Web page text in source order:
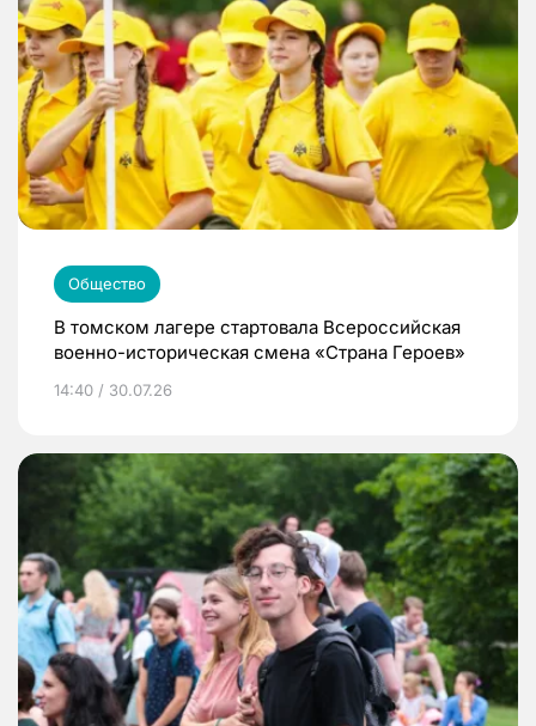
Общество
В томском лагере стартовала Всероссийская
военно-историческая смена «Страна Героев»
14:40 / 30.07.26